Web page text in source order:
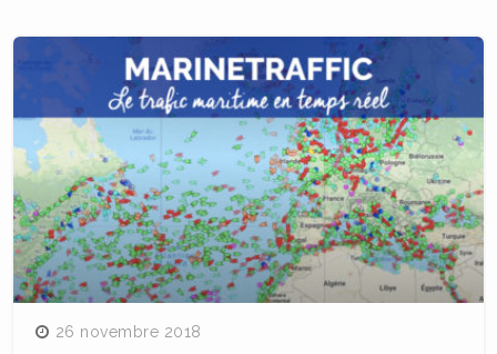
26 novembre 2018
Navigation
des
articles